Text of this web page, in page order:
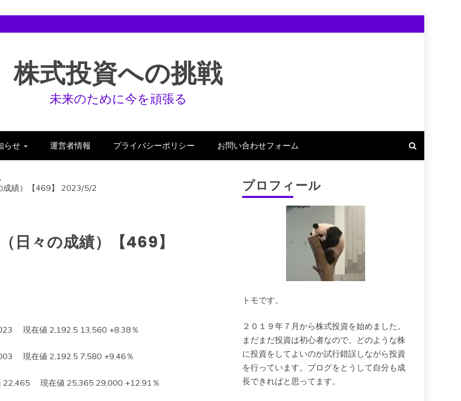
株式投資への挑戦
未来のために今を頑張る
らせ 運営者情報 プライバシーポリシー お問い合わせフォーム
成績）【469】 2023/5/2
日々の成績）【469】
現在値 2,192.5 13,560 +8.38％
現在値 2,192.5 7,580 +9.46％
22,465 現在値 25,365 29,000 +12.91％
プロフィール
トモです。
２０１９年７月から株式投資を始めました。
まだまだ投資は初心者なので、どのような株
に投資をしてよいのか試行錯誤しながら投資
を行っています。ブログをとうして自分も成
長できればと思ってます。